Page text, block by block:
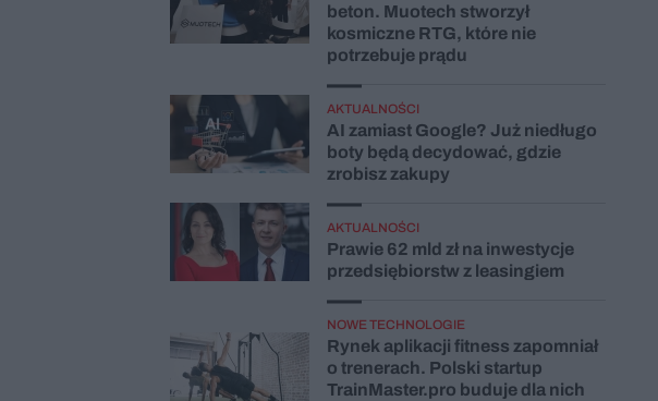
beton. Muotech stworzył
kosmiczne RTG, które nie
potrzebuje prądu
AKTUALNOŚCI
AI zamiast Google? Już niedługo
boty będą decydować, gdzie
zrobisz zakupy
AKTUALNOŚCI
Prawie 62 mld zł na inwestycje
przedsiębiorstw z leasingiem
NOWE TECHNOLOGIE
Rynek aplikacji fitness zapomniał
o trenerach. Polski startup
TrainMaster.pro buduje dla nich